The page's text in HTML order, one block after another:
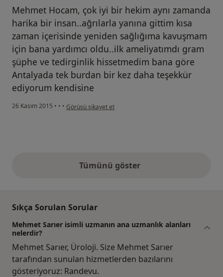
Mehmet Hocam, çok iyi bir hekim aynı zamanda
harika bir insan..ağrılarla yanına gittim kısa
zaman içerisinde yeniden sağlığıma kavuşmam
için bana yardımcı oldu..ilk ameliyatımdı gram
şüphe ve tedirginlik hissetmedim bana göre
Antalyada tek burdan bir kez daha teşekkür
ediyorum kendisine
26 Kasım 2015 • • • kullanıcının görüşüne göre he...i
Görüşü şikayet et
Tümünü gösteryukarıdaki görüşler
Sıkça Sorulan Sorular
Mehmet Sarıer isimli uzmanın ana uzmanlık alanları
nelerdir?
Mehmet Sarıer, Üroloji. Size Mehmet Sarıer
tarafından sunulan hizmetlerden bazılarını
gösteriyoruz: Randevu.